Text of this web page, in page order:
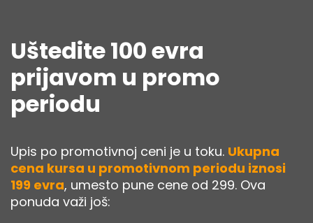
Uštedite 100 evra
prijavom u promo
periodu
Upis po promotivnoj ceni je u toku. Ukupna
cena kursa u promotivnom periodu iznosi
199 evra, umesto pune cene od 299. Ova
ponuda važi još: